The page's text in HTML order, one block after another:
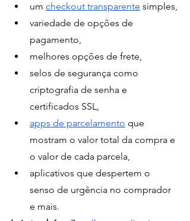
um checkout transparente simples,
variedade de opções de
pagamento,
melhores opções de frete,
selos de segurança como
criptografia de senha e
certificados SSL,
apps de parcelamento que
mostram o valor total da compra e
o valor de cada parcela,
aplicativos que despertem o
senso de urgência no comprador
e mais.